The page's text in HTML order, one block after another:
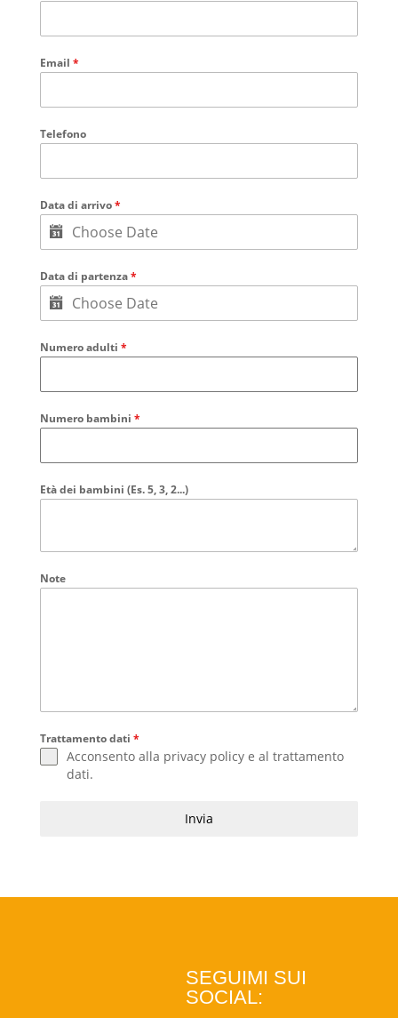
Email *
Telefono
Data di arrivo*
Data di partenza*
Numero adulti *
Numero bambini *
Età dei bambini (Es. 5, 3, 2...)
Note
Trattamento dati *
Acconsento alla privacy policye al trattamento
dati.
Invia
SEGUIMI SUI
SOCIAL: